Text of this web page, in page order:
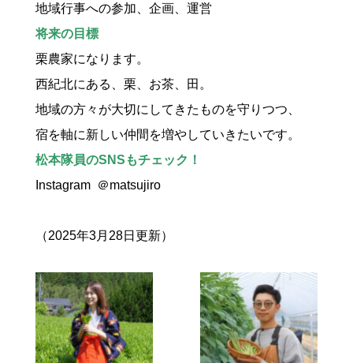
地域行事への参加、企画、運営
将来の目標
栗農家になります。
西紀北にある、栗、お茶、田。
地域の方々が大切にしてきたものを守りつつ、
宿を軸に新しい仲間を増やしていきたいです。
松本隊員のSNSもチェック！
Instagram ＠matsujiro
（2025年3月28日更新）